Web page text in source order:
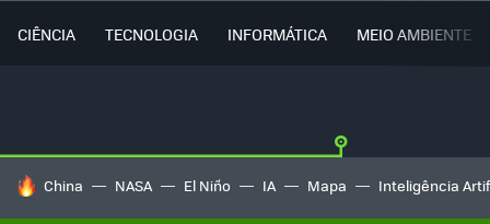
CIÊNCIA TECNOLOGIA INFORMÁTICA MEIO AMBIENTE
TENDÊNCIAS DO DIA
China NASA El Niño IA Mapa Inteligência